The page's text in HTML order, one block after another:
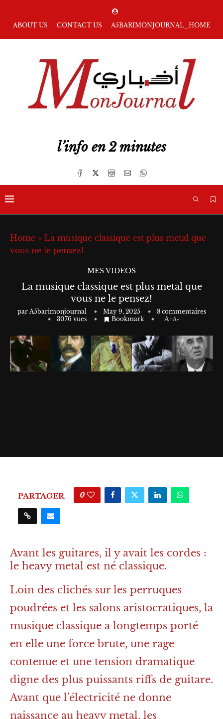
ABOUT US CONTACT US A5BARIMONJOURNAL_HOME
l’info en 2 minutes
Home » La musique classique est plus metal que
vous ne le pensez!
MES VIDEOS
La musique classique est plus metal que
vous ne le pensez!
par A5barimonjournal May 9, 2025
8 commentaires
3076 vues Bookmark A+A-
PARTAGER 0
Avant les guitares, il y avait les cordes :
le heavy metal est né classique.
Loin des clichés sur les perruques
poudrées et les salons aristocratiques, la
musique classique a longtemps porté
en elle une force brute, une rage
contenue et une tension dramatique
digne des plus puissants riffs de guitare.
Avant que l’électricité ne donne
naissance au heavy metal, les